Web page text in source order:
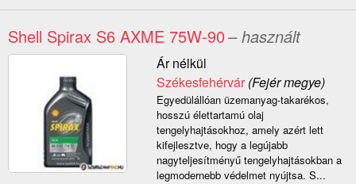
Shell Spirax S6 AXME 75W-90– használt
Ár nélkül
Székesfehérvár(Fejér megye)
Egyedülállóan üzemanyag-takarékos,
hosszú élettartamú olaj
tengelyhajtásokhoz, amely azért lett
kifejlesztve, hogy a legújabb
nagyteljesítményű tengelyhajtásokban a
legmodernebb védelmet nyújtsa. S...